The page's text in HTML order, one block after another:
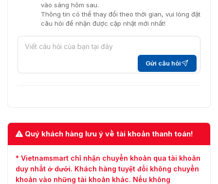
vào sáng hôm sau.
Thông tin có thể thay đổi theo thời gian, vui lòng đặt
câu hỏi để nhận được cập nhật mới nhất!
Gửi câu hỏi
Quý khách hàng lưu ý về tài khoản thanh toán!
* Vietnamsmart chỉ nhận chuyển khoản qua tài khoản
duy nhất ở dưới. Khách hàng tuyệt đối không chuyển
khoản vào những tài khoản khác. Nếu không